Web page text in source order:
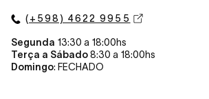
(+598) 4622 9955
Segunda 13:30 a 18:00hs
Terça a Sábado8:30 a 18:00hs
Domingo: FECHADO